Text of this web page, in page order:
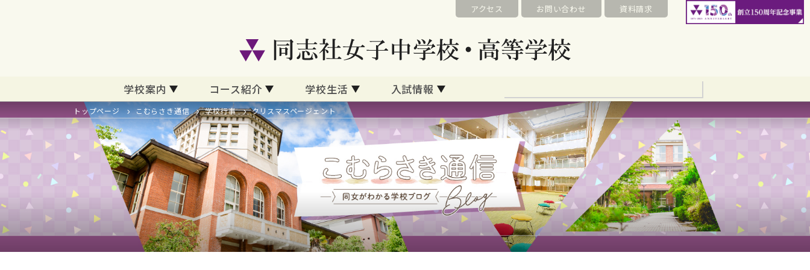
アクセス お問い合わせ 資料請求
学校案内 コース紹介 学校生活 入試情報
トップページ こむらさき通信 学校行事 クリスマスページェント